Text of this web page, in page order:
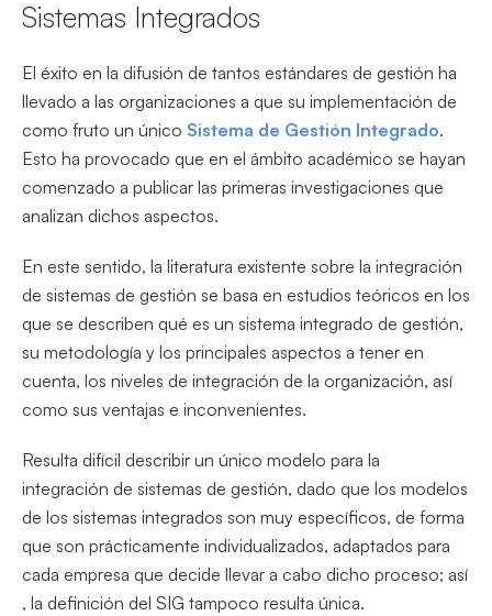
Sistemas Integrados
El éxito en la difusión de tantos estándares de gestión ha
llevado a las organizaciones a que su implementación de
como fruto un único Sistema de Gestión Integrado.
Esto ha provocado que en el ámbito académico se hayan
comenzado a publicar las primeras investigaciones que
analizan dichos aspectos.
En este sentido, la literatura existente sobre la integración
de sistemas de gestión se basa en estudios teóricos en los
que se describen qué es un sistema integrado de gestión,
su metodología y los principales aspectos a tener en
cuenta, los niveles de integración de la organización, así
como sus ventajas e inconvenientes.
Resulta difícil describir un único modelo para la
integración de sistemas de gestión, dado que los modelos
de los sistemas integrados son muy específicos, de forma
que son prácticamente individualizados, adaptados para
cada empresa que decide llevar a cabo dicho proceso; así
, la definición del SIG tampoco resulta única.